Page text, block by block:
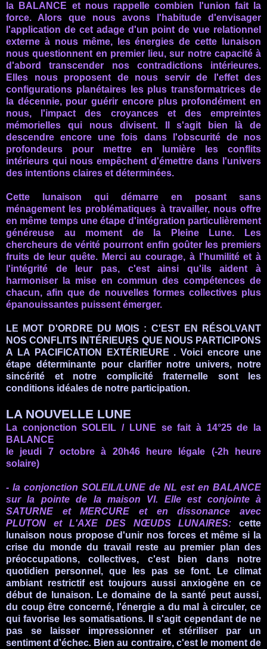
la BALANCE et nous rappelle combien l'union fait la
force. Alors que nous avons l'habitude d'envisager
l'application de cet adage d'un point de vue relationnel
externe à nous même, les énergies de cette lunaison
nous questionnent en premier lieu, sur notre capacité à
d'abord transcender nos contradictions intérieures.
Elles nous proposent de nous servir de l'effet des
configurations planétaires les plus transformatrices de
la décennie, pour guérir encore plus profondément en
nous, l'impact des croyances et des empreintes
mémorielles qui nous divisent.
Il s'agit bien là de
descendre encore une fois dans l'obscurité de nos
profondeurs pour mettre en lumière les conflits
intérieurs qui nous empêchent d'émettre dans l'univers
des intentions claires et déterminées.
Cette lunaison qui démarre en posant sans
ménagement les problématiques à travailler, nous offre
en même temps une étape d'intégration particulièrement
généreuse au moment de la Pleine Lune. Les
chercheurs de vérité pourront enfin goûter les premiers
fruits de leur quête. Merci au courage, à
l'humilité et à
l'intégrité de leur pas, c'est ainsi qu'ils aident à
harmoniser
la mise en commun des compétences de
chacun, afin que de nouvelles formes collectives plus
épanouissantes puissent émerger.
LE MOT D'ORDRE DU MOIS : C'EST
EN RÉSOLVANT
NOS CONFLITS INTÉRIEURS QUE NOUS PARTICIPONS
A LA PACIFICATION EXTÉRIEURE . Voici encore une
étape déterminante pour clarifier notre univers, notre
sincérité et notre complicité fraternelle sont les
conditions idéales de notre participation.
LA NOUVELLE LUNE
La conjonction SOLEIL / LUNE se fait à 14°25 de la
BALANCE
le jeudi 7 octobre à 20h46 heure légale (-2h heure
solaire)
- la conjonction SOLEIL/LUNE de NL est en BALANCE
sur la pointe de la maison VI. Elle est conjointe à
SATURNE et MERCURE et en dissonance avec
PLUTON et L'AXE DES NŒUDS LUNAIRES:
cette
lunaison nous propose d'unir nos forces et même si la
crise du monde du travail reste au premier plan des
préoccupations, collectives, c'est bien dans notre
quotidien personnel, que les pas se font. Le climat
ambiant restrictif est toujours aussi anxiogène en ce
début de lunaison. Le domaine de la santé peut aussi,
du coup être concerné, l'énergie a du mal à circuler, ce
quifavorise les somatisations.
Il s'agit cependant de ne
pas se laisser impressionner et stériliser par un
sentiment d'échec. Bien au contraire, c'est le moment de